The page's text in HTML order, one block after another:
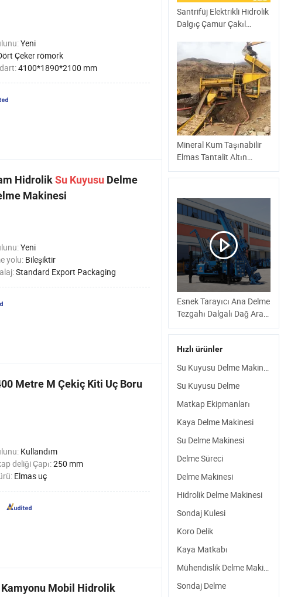
Yeni
Çeker römork
4100*1890*2100 mm
HidrolikSu Kuyusu Delme
Makinesi
Yeni
yolu: Bileşiktir
Standard Export Packaging
Metre M Çekiç Kiti Uç Boru
Kullandım
deliği Çapı:250 mm
Elmas uç
Mobil Hidrolik
Santrifüj Elektrikli Hidrolik
Dalgıç Çamur Çakıl
Mineral Kum Taşınabilir
Elmas Tantalit Altın
Madencilik Yıkama
Makinesi Fiyatı
Esnek Tarayıcı Ana Delme
Tezgahı Dalgalı Dağ Arazi
Yüzeylerinde
Hızlı ürünler
Su Kuyusu Delme Makinesi
Su Kuyusu Delme
Matkap Ekipmanları
Kaya Delme Makinesi
Su Delme Makinesi
Delme Süreci
Delme Makinesi
Hidrolik Delme Makinesi
Sondaj Kulesi
Koro Delik
Kaya Matkabı
Mühendislik Delme Makinesi
Sondaj Delme